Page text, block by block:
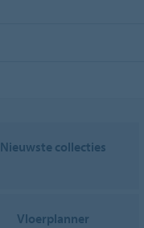
Nieuwste collecties
Vloerplanner